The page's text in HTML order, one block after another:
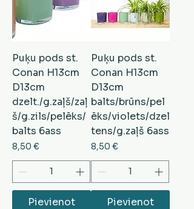
Puķu pods st.
Conan H13cm
D13cm
dzelt./g.zaļš/zaļ
š/g.zils/pelēks/
balts 6ass
Cena
8,50 €
Pievienot
Puķu pods st.
Conan H13cm
D13cm
balts/brūns/pel
ēks/violets/dzel
tens/g.zaļš 6ass
Cena
8,50 €
Pievienot